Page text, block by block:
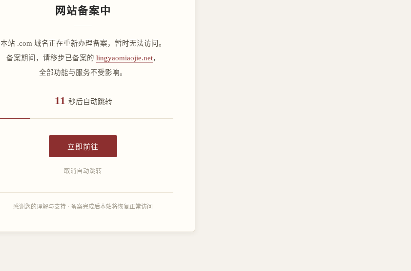
网站备案中
本站 .com 域名正在重新办理备案，暂时无法访问。
备案期间，请移步已备案的 lingyaomiaojie.net，
全部功能与服务不受影响。
11 秒后自动跳转
立即前往
取消自动跳转
感谢您的理解与支持 · 备案完成后本站将恢复正常访问